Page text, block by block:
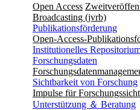
Open Access
Broadcasting (jvrb)
Publikationsförderung
Open-Access-
Institutionelles
Forschungsdaten
Sichtbarkeit von Forschung
Impulse für
Unterstützung ＆ Beratung